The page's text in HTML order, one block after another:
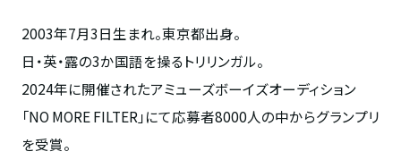
2003年7月3日生まれ。東京都出身。
日・英・露の3か国語を操るトリリンガル。
2024年に開催されたアミューズボーイズオーディション
「NO MORE FILTER」にて応募者8000人の中からグランプリ
を受賞。